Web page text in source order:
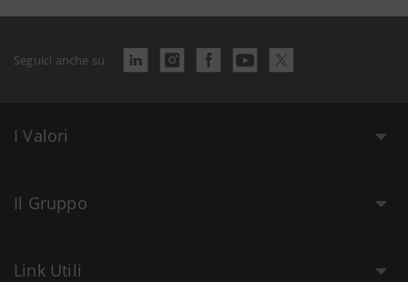
Seguici anche su
I Valori
Il Gruppo
Link Utili